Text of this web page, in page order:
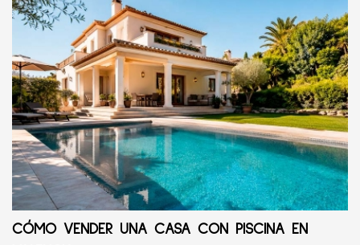
CÓMO VENDER UNA CASA CON PISCINA EN